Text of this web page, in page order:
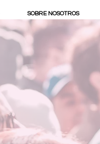
SOBRE NOSOTROS